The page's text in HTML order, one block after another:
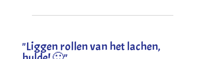
"Liggen rollen van het lachen,